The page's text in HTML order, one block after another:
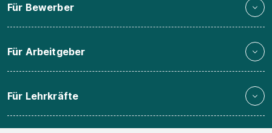
Für Bewerber
Für Arbeitgeber
Für Lehrkräfte